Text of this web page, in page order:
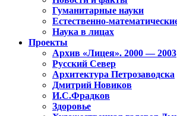
Гуманитарные науки
Естественно-
Наука в лицах
Проекты
Архив «Лицея». 2000 — 2003
Русский Север
Архитектура Петрозаводска
Дмитрий Новиков
И.С.Фрадков
Здоровье